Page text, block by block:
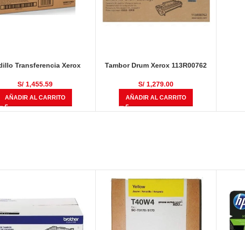
Transferencia Xerox
7445 Negro 200,000
S/ 1,455.59
AÑADIR AL CARRITO
Tambor Drum Xerox 113R00762
80,000 Páginas
S/ 1,279.00
AÑADIR AL CARRITO